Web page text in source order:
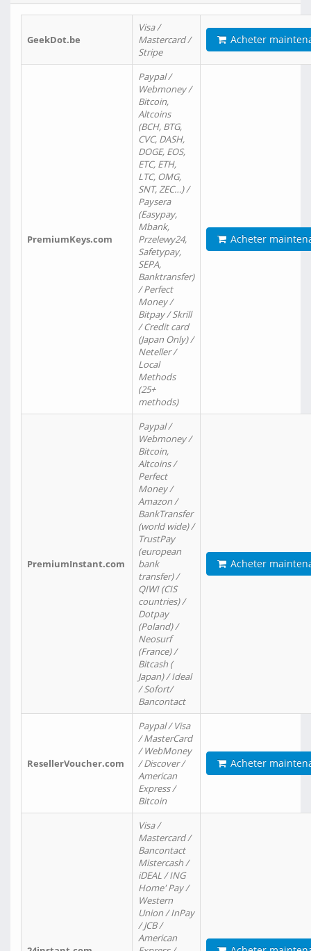
GeekDot.be
Visa /
Mastercard /
Stripe
Acheter
PremiumKeys.com
Paypal /
Webmoney /
Bitcoin,
Altcoins
(BCH, BTG,
CVC, DASH,
DOGE, EOS,
ETC, ETH,
LTC, OMG,
SNT, ZEC…) /
Paysera
(Easypay,
Mbank,
Przelewy24,
Safetypay,
SEPA,
Banktransfer)
/ Perfect
Money /
Bitpay / Skrill
/ Credit card
(Japan Only) /
Neteller /
Local
Methods
(25+
methods)
Acheter
PremiumInstant.com
Paypal /
Webmoney /
Bitcoin,
Altcoins /
Perfect
Money /
Amazon /
BankTransfer
(world wide) /
TrustPay
(european
bank
transfer) /
QIWI (CIS
countries) /
Dotpay
(Poland) /
Neosurf
(France) /
Bitcash (
Japan) / Ideal
/ Sofort/
Bancontact
Acheter
ResellerVoucher.com
Paypal / Visa
/ MasterCard
/ WebMoney
/ Discover /
American
Express /
Bitcoin
Acheter
Visa /
Mastercard /
Bancontact
Mistercash /
iDEAL / ING
Home' Pay /
Western
Union / InPay
/ JCB /
American